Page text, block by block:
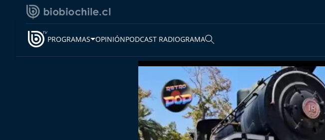
PROGRAMAS OPINIÓNPODCAST RADIOGRAMA